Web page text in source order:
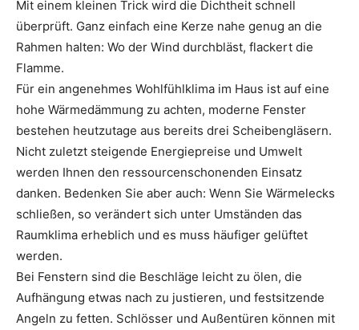
Mit einem kleinen Trick wird die Dichtheit schnell
überprüft. Ganz einfach eine Kerze nahe genug an die
Rahmen halten: Wo der Wind durchbläst, flackert die
Flamme.
Für ein angenehmes Wohlfühlklima im Haus ist auf eine
hohe Wärmedämmung zu achten, moderne Fenster
bestehen heutzutage aus ­bereits drei Scheibengläsern.
Nicht zuletzt steigende Energiepreise und Umwelt
werden Ihnen den ressourcenschonenden Einsatz
danken. Bedenken Sie aber auch: Wenn Sie Wärmelecks
schließen, so verändert sich unter Umständen das
Raumklima erheblich und es muss häufiger gelüftet
werden.
Bei Fenstern sind die Beschläge leicht zu ölen, die
Aufhängung etwas nach zu justieren, und festsitzende
Angeln zu fetten. Schlösser und Außentüren können mit